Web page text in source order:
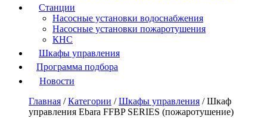
Станции
Насосные установки водоснабжения
Насосные установки пожаротушения
КНС
Шкафы управления
Программа подбора
Новости
Главная /Категории /Шкафы управления /Шкаф
управления Ebara FFBP SERIES (пожаротушение)